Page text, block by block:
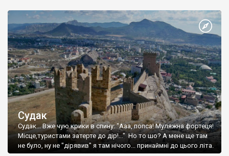
Судак
Судак... Вже чую крики в спину: "Ааа, попса! Муляжна фортеця!
Місце,туристами затерте до дір!..." Но то шо? А мене ще там
не було, ну не "дірявив" я там нічого... принаймні до цього літа.